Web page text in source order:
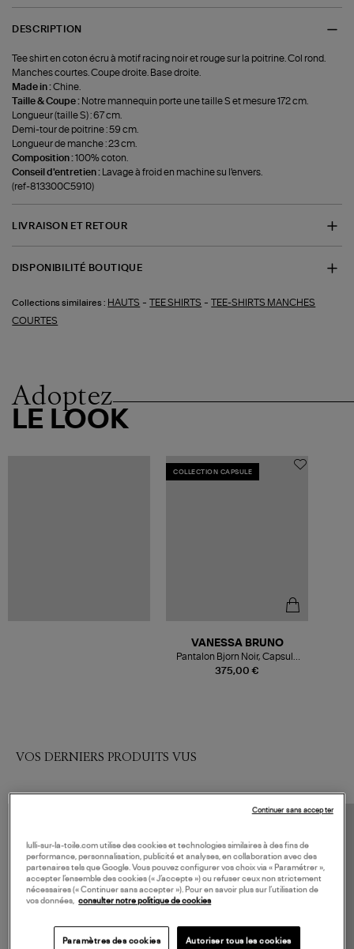
DESCRIPTION
Tee shirt en coton écru à motif racing noir et rouge sur la poitrine. Col rond.
Manches courtes. Coupe droite. Base droite.
Made in :Chine.
Taille & Coupe : Notre mannequin porte une taille S et mesure 172 cm.
Longueur (taille S) : 67 cm.
Demi-tour de poitrine : 59 cm.
Longueur de manche : 23 cm.
Composition :100% coton.
Conseil d'entretien :
Lavage à froid en machine su l'envers.
(ref-813300C5910)
LIVRAISON ET RETOUR
DISPONIBILITÉ BOUTIQUE
Collections similaires : HAUTS -TEE SHIRTS -TEE-SHIRTS MANCHES
COURTES
Adoptez
LE LOOK
COLLECTION CAPSULE
375,00 €
VANESSA BRUNO
Pantalon Bjorn Noir, Capsule
Xmas
VOS DERNIERS PRODUITS VUS
lulli-sur-la-toile.com utilise des cookies et technologies similaires à des fins de
performance, personnalisation, publicité et analyses, en collaboration avec des
partenaires tels que Google. Vous pouvez configurer vos choix via « Paramétrer »,
accepter l’ensemble des cookies (« J’accepte ») ou refuser ceux non strictement
nécessaires (« Continuer sans accepter »). Pour en savoir plus sur l’utilisation de
vos données, consulter notre politique de cookies
Paramètres des cookies Autoriser tous les cookies
Continuer sans accepter